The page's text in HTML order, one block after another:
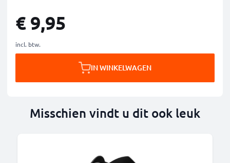
€ 9,95
incl. btw.
IN WINKELWAGEN
Misschien vindt u dit ook leuk